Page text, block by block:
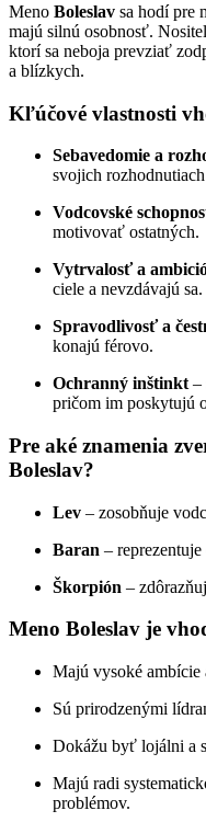
Meno Boleslav sa hodí pre
majú silnú osobnosť.
ktorí sa neboja prevziať
a blízkych.
Kľúčové vlastnosti
Sebavedomie a
svojich
Vodcovské
motivovať ostatných.
Vytrvalosť a
ciele a nevzdávajú sa.
Spravodlivosť a
konajú férovo.
Ochranný inštinkt –
pričom im poskytujú
Pre aké znamenia
Boleslav?
Lev – zosobňuje
Baran –
Škorpión –
Meno Boleslav je
Majú vysoké ambície
Sú prirodzenými
Dokážu byť lojálni a
Majú radi
problémov.